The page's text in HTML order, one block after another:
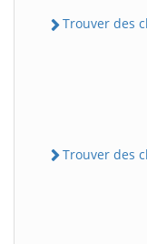
Trouver des
Trouver des